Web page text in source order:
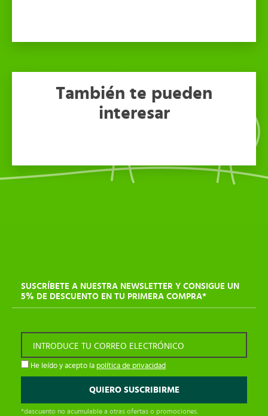
También te pueden
interesar
SUSCRÍBETE A NUESTRA NEWSLETTER Y CONSIGUE UN
5% DE DESCUENTO EN TU PRIMERA COMPRA*
INTRODUCE TU CORREO ELECTRÓNICO
He leído y acepto la política de privacidad
*descuento no acumulable a otras ofertas o promociones.